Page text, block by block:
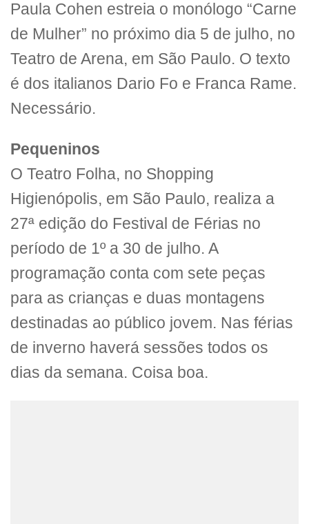
Paula Cohen estreia o monólogo “Carne
de Mulher” no próximo dia 5 de julho, no
Teatro de Arena, em São Paulo. O texto
é dos italianos Dario Fo e Franca Rame.
Necessário.
Pequeninos
O Teatro Folha, no Shopping
Higienópolis, em São Paulo, realiza a
27ª edição do Festival de Férias no
período de 1º a 30 de julho. A
programação conta com sete peças
para as crianças e duas montagens
destinadas ao público jovem. Nas férias
de inverno haverá sessões todos os
dias da semana. Coisa boa.